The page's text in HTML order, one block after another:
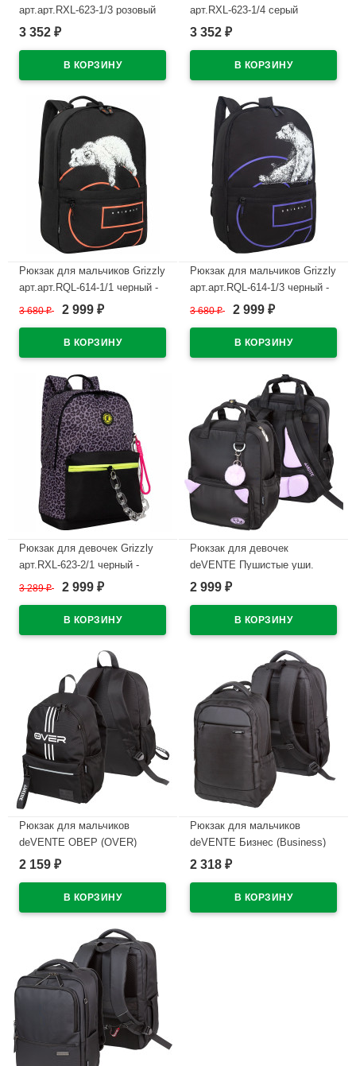
арт.арт.RXL-623-1/3 розовый
26х38х12 см
3 352 ₽
арт.RXL-623-1/4 серый
26х38х12 см
3 352 ₽
Рюкзак для мальчиков Grizzly
арт.арт.RQL-614-1/1 черный -
рыжий 30х43х14 см
3 680₽ 2 999 ₽
Рюкзак для мальчиков Grizzly
арт.арт.RQL-614-1/3 черный -
фиолетовый 30х43х14 см
3 680₽ 2 999 ₽
Рюкзак для девочек Grizzly
арт.RXL-623-2/1 черный -
серый 26х38х12 см
3 289₽ 2 999 ₽
Рюкзак для девочек
deVENTE Пушистые уши.
Енот (Fluffy Ears. Raccoon)
2 999 ₽
Рюкзак для мальчиков
deVENTE ОВЕР (OVER)
44x31x20 см арт.7032626
2 159 ₽
Рюкзак для мальчиков
deVENTE Бизнес (Business)
43x31x14 см арт.7032642
2 318 ₽